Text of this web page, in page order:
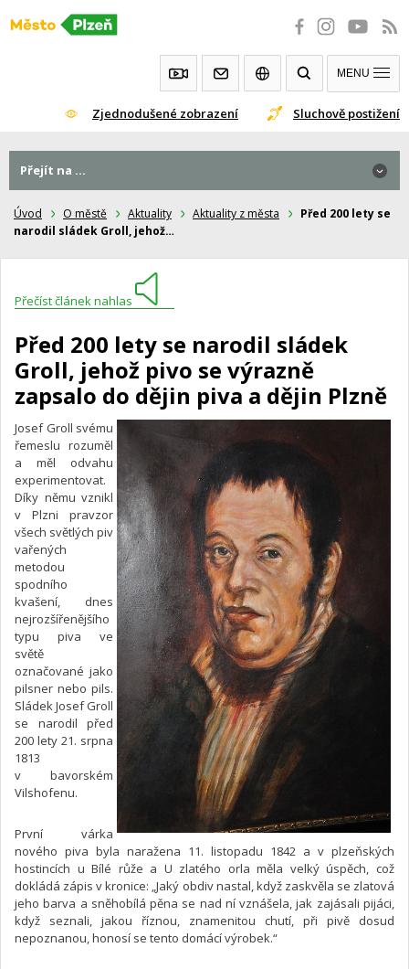
Přeskočit
Zjednodušené zobrazení Sluchově postižení
MENU
Úvod O městě Aktuality Aktuality z města
Před 200 lety se
narodil sládek Groll, jehož…
Přečíst článek nahlas
Před 200 lety se narodil sládek
Groll, jehož pivo se výrazně
zapsalo do dějin piva a dějin Plzně
Josef Groll svému
řemeslu rozuměl
a měl odvahu
experimentovat.
Díky němu vznikl
v Plzni pravzor
všech světlých piv
vařených
metodou
spodního
kvašení, dnes
nejrozšířenějšího
typu piva ve
světě
označované jako
pilsner nebo pils.
Sládek Josef Groll
se narodil před
200 lety 21. srpna
1813
v bavorském
Vilshofenu.
První várka
nového piva byla naražena 11. listopadu 1842 a v plzeňských
hostincích u Bílé růže a U zlatého orla měla velký úspěch, což
dokládá zápis v kronice: „Jaký obdiv nastal, když zaskvěla se zlatová
jeho barva a sněhobílá pěna se nad ní vznášela, jak zajásali pijáci,
když seznali, jakou říznou, znamenitou chutí, při pivě dosud
nepoznanou, honosí se tento domácí výrobek.“
Přejít na ...